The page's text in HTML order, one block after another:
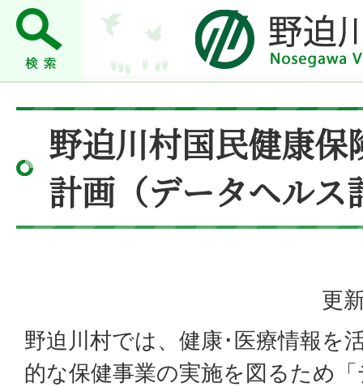
野迫川村国民健康保
計画（データヘルス
更
野迫川村では、健康･医療情報を
的な保健事業の実施を図るため